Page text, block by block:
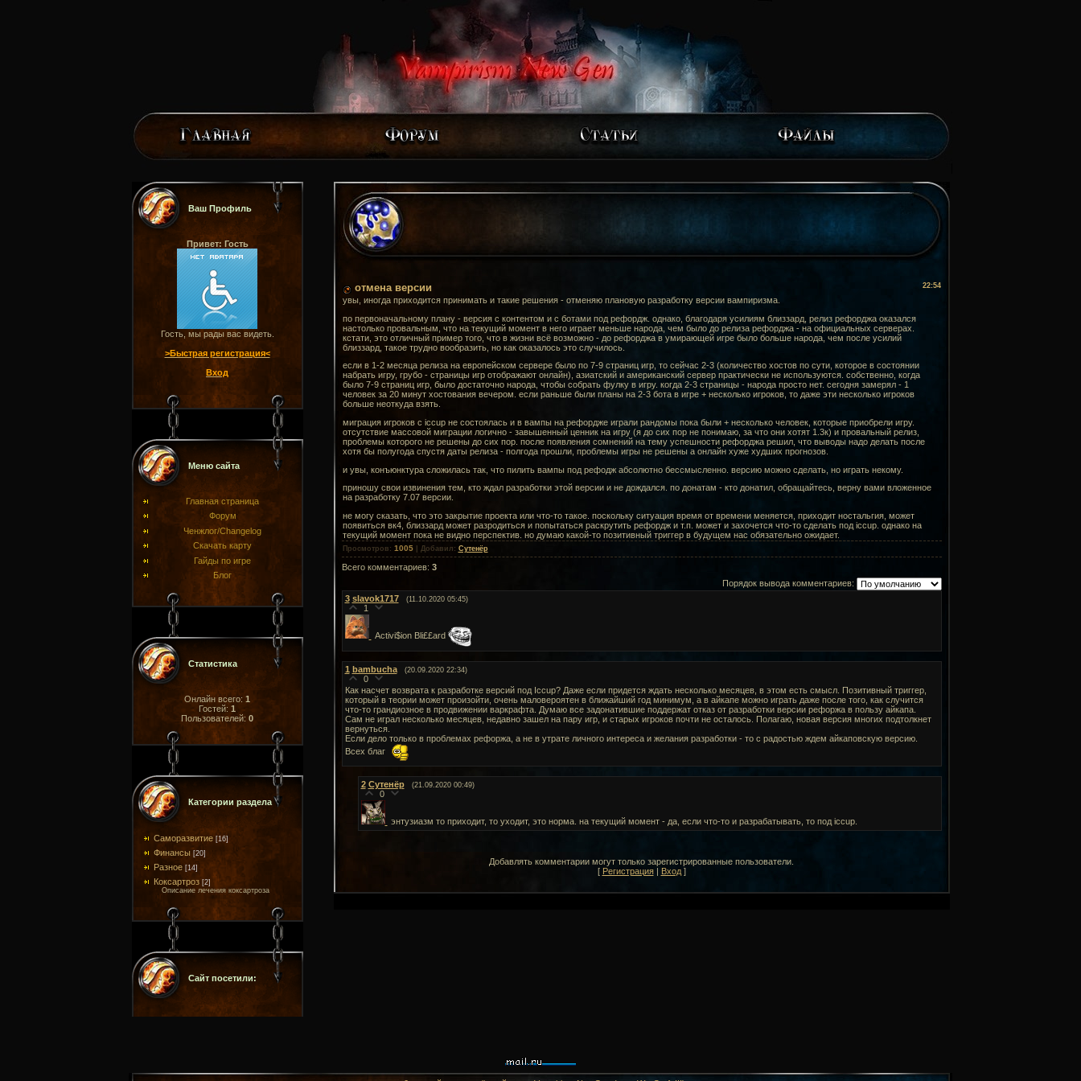
Ваш Профиль
Привет: Гость
Гость, мы рады вас видеть.
>Быстрая регистрация<
Вход
Меню сайта
Главная страница
Форум
Ченжлог/Changelog
Скачать карту
Гайды по игре
Блог
Статистика
Онлайн всего: 1
Гостей: 1
Пользователей: 0
Категории раздела
Саморазвитие [16]
Финансы [20]
Разное [14]
Коксартроз [2]
Описание лечения коксартроза
Сайт посетили:
22:54
отмена версии
увы, иногда приходится принимать и такие решения - отменяю плановую разработку версии вампиризма.
по первоначальному плану - версия с контентом и с ботами под рефордж. однако, благодаря усилиям близзард, релиз рефорджа оказался
настолько провальным, что на текущий момент в него играет меньше народа, чем было до релиза рефорджа - на официальных серверах.
кстати, это отличный пример того, что в жизни всё возможно - до рефорджа в умирающей игре было больше народа, чем после усилий
близзард, такое трудно вообразить, но как оказалось это случилось.
если в 1-2 месяца релиза на европейском сервере было по 7-9 страниц игр, то сейчас 2-3 (количество хостов по сути, которое в состоянии
набрать игру, грубо - страницы игр отображают онлайн), азиатский и американский сервер практически не используются. собственно, когда
было 7-9 страниц игр, было достаточно народа, чтобы собрать фулку в игру. когда 2-3 страницы - народа просто нет. сегодня замерял - 1
человек за 20 минут хостования вечером. если раньше были планы на 2-3 бота в игре + несколько игроков, то даже эти несколько игроков
больше неоткуда взять.
миграция игроков с iccup не состоялась и в вампы на рефордже играли рандомы пока были + несколько человек, которые приобрели игру.
отсутствие массовой миграции логично - завышенный ценник на игру (я до сих пор не понимаю, за что они хотят 1.3к) и провальный релиз,
проблемы которого не решены до сих пор. после появления сомнений на тему успешности рефорджа решил, что выводы надо делать после
хотя бы полугода спустя даты релиза - полгода прошли, проблемы игры не решены а онлайн хуже худших прогнозов.
и увы, конъюнктура сложилась так, что пилить вампы под рефодж абсолютно бессмысленно. версию можно сделать, но играть некому.
приношу свои извинения тем, кто ждал разработки этой версии и не дождался. по донатам - кто донатил, обращайтесь, верну вами вложенное
на разработку 7.07 версии.
не могу сказать, что это закрытие проекта или что-то такое. поскольку ситуация время от времени меняется, приходит ностальгия, может
появиться вк4, близзард может разродиться и попытаться раскрутить рефордж и т.п. может и захочется что-то сделать под iccup. однако на
текущий момент пока не видно перспектив. но думаю какой-то позитивный триггер в будущем нас обязательно ожидает.
Просмотров : 1005| Добавил : Сутенёр
Всего комментариев: 3
Порядок вывода комментариев:
3 slavok1717 (11.10.2020 05:45)
1
Activi$ion Bli££ard
1 bambucha (20.09.2020 22:34)
0
Как насчет возврата к разработке версий под Iccup? Даже если придется ждать несколько месяцев, в этом есть смысл. Позитивный триггер,
который в теории может произойти, очень маловероятен в ближайший год минимум, а в айкапе можно играть даже после того, как случится
что-то грандиозное в продвижении варкрафта. Думаю все задонатившие поддержат отказ от разработки версии рефоржа в пользу айкапа.
Сам не играл несколько месяцев, недавно зашел на пару игр, и старых игроков почти не осталось. Полагаю, новая версия многих подтолкнет
вернуться.
Если дело только в проблемах рефоржа, а не в утрате личного интереса и желания разработки - то с радостью ждем айкаповскую версию.
Всех благ
2 Сутенёр (21.09.2020 00:49)
0
энтузиазм то приходит, то уходит, это норма. на текущий момент - да, если что-то и разрабатывать, то под iccup.
Добавлять комментарии могут только зарегистрированные пользователи.
[ Регистрация| Вход]